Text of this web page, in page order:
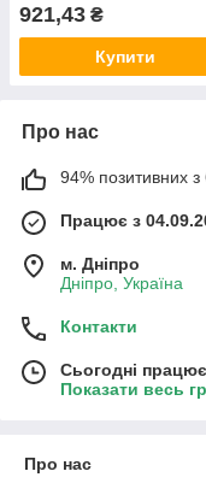
600*600
921,43 ₴
Купити
Про нас
94% позитивних з
Працює з
м. Дніпро
Дніпро, Україна
Контакти
Сьогодні
Показати весь
Про нас